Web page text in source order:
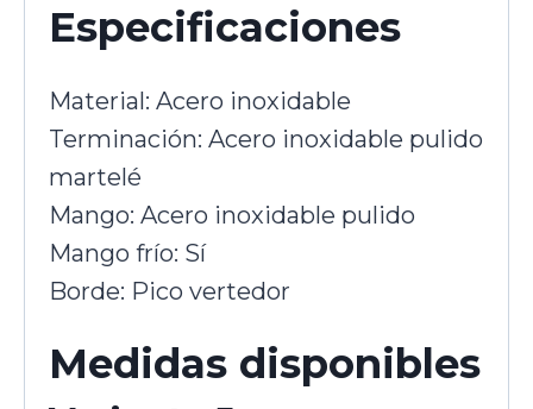
Especificaciones
Material: Acero inoxidable
Terminación: Acero inoxidable pulido
martelé
Mango: Acero inoxidable pulido
Mango frío: Sí
Borde: Pico vertedor
Medidas disponibles